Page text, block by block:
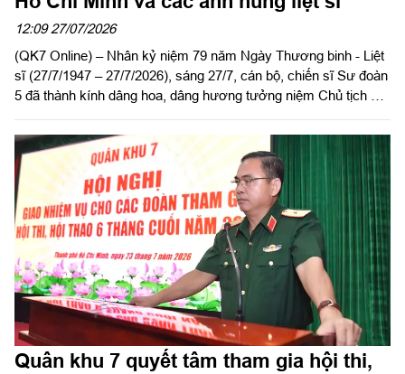
12:09 27/07/2026
(QK7 Online) – Nhân kỷ niệm 79 năm Ngày Thương binh - Liệt
sĩ (27/7/1947 – 27/7/2026), sáng 27/7, cán bộ, chiến sĩ Sư đoàn
5 đã thành kính dâng hoa, dâng hương tưởng niệm Chủ tịch Hồ
trang Liệt sĩ Châu Thành, tỉnh Tây Ninh. Dự và chủ trì buổi lễ có
Đại tá Huỳnh Việt Lê Kha, Sư đoàn trưởng; Đại tá Trần Hoàng
Giang, Bí thư Đảng ủy, Chính ủy Sư đoàn cùng thủ trưởng các
cơ quan, đơn vị.
Quân khu 7 quyết tâm tham gia hội thi,